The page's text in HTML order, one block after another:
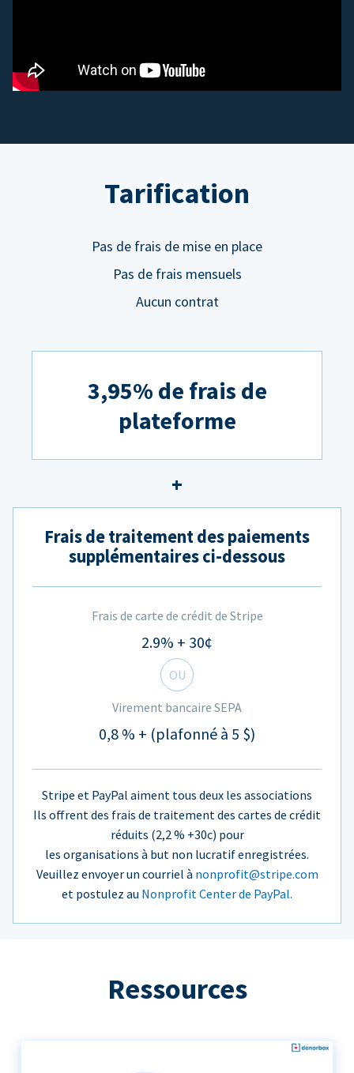
Tarification
Pas de frais de mise en place
Pas de frais mensuels
Aucun contrat
3,95% de frais de
plateforme
Frais de traitement des paiements
supplémentaires ci-dessous
Frais de carte de crédit de Stripe
2.9% + 30¢
OU
Virement bancaire SEPA
0,8 % + (plafonné à 5 $)
Stripe et PayPal aiment tous deux les associations
Ils offrent des frais de traitement des cartes de crédit
réduits (2,2 % +30c) pour
les organisations à but non lucratif enregistrées.
Veuillez envoyer un courriel à nonprofit@stripe.com
et postulez au Nonprofit Center de PayPal.
Ressources